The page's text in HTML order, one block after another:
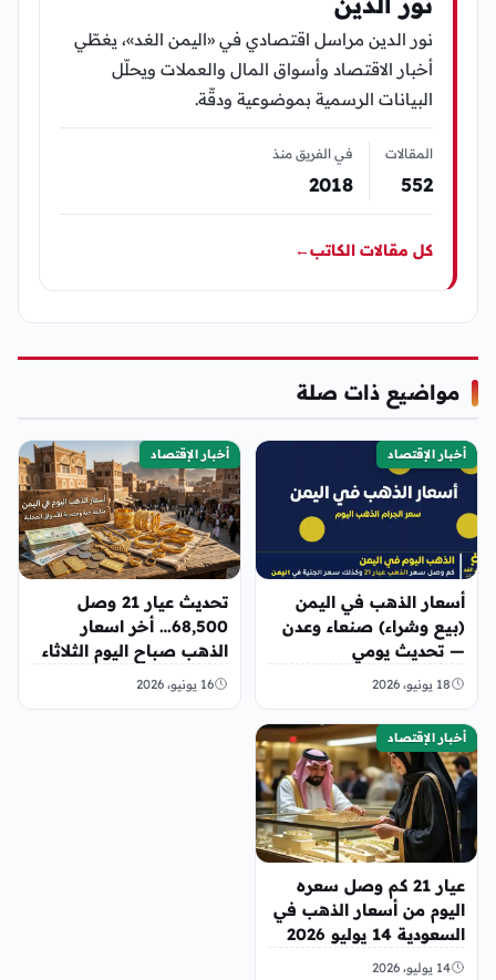
نور الدين مراسل اقتصادي في «اليمن الغد»، يغطّي
أخبار الاقتصاد وأسواق المال والعملات ويحلّل
البيانات الرسمية بموضوعية ودقّة.
المقالات
552
في الفريق منذ
2018
كل مقالات الكاتب←
مواضيع ذات صلة
أخبار الإقتصاد
أسعار الذهب في اليمن
(بيع وشراء) صنعاء وعدن
— تحديث يومي
18 يونيو، 2026
أخبار الإقتصاد
تحديث عيار 21 وصل
68,500… أخر اسعار
الذهب صباح اليوم الثلاثاء
في صنعاء وعدن
16 يونيو، 2026
أخبار الإقتصاد
عيار 21 كم وصل سعره
اليوم من أسعار الذهب في
السعودية 14 يوليو 2026
14 يوليو، 2026